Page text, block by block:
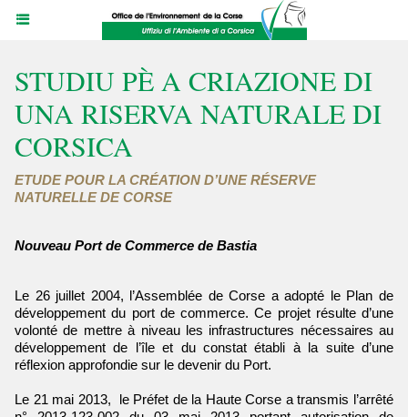
STUDIU PÈ A CRIAZIONE DI
UNA RISERVA NATURALE DI
CORSICA
ETUDE POUR LA CRÉATION D’UNE RÉSERVE
NATURELLE DE CORSE
Nouveau Port de Commerce de Bastia
Le 26 juillet 2004, l’Assemblée de Corse a adopté le Plan de
développement du port de commerce. Ce projet résulte d’une
volonté de mettre à niveau les infrastructures nécessaires au
développement de l’île et du constat établi à la suite d’une
réflexion approfondie sur le devenir du Port.
Le 21 mai 2013, le Préfet de la Haute Corse a transmis l’arrêté